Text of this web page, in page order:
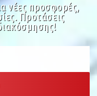
νέες προσφορές,
Προτάσεις